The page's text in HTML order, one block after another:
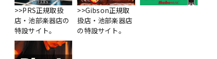
>>PRS正規取扱
店・池部楽器店の
特設サイト。
>>Gibson正規取
扱店・池部楽器店
の特設サイト。